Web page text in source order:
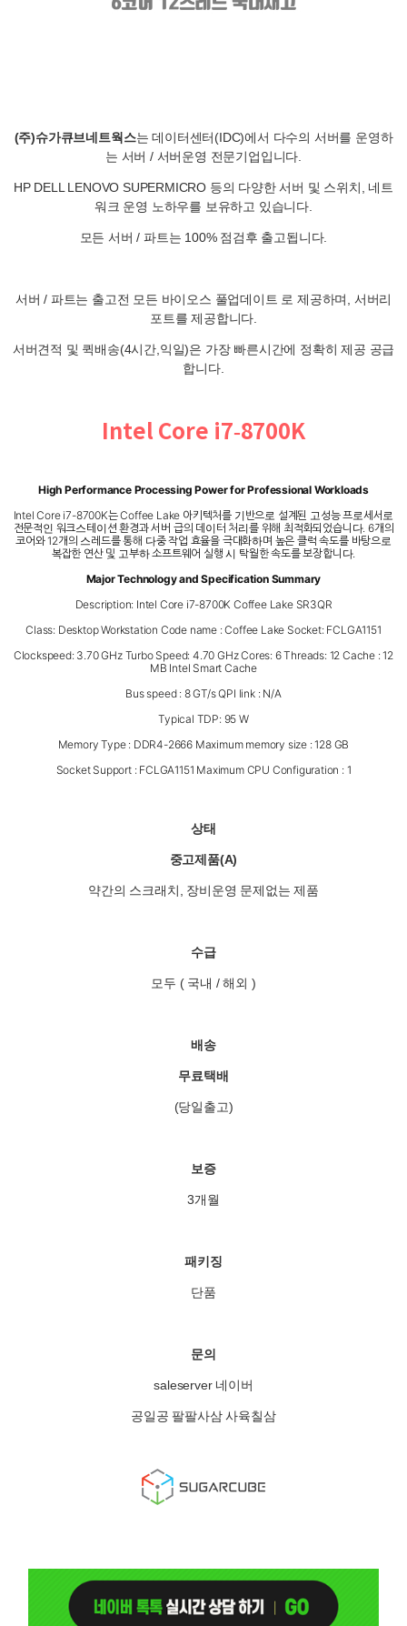
(주)슈가큐브네트웍스는 데이터센터(IDC)에서 다수의 서버를 운영하
는 서버 / 서버운영 전문기업입니다.
HP DELL LENOVO SUPERMICRO 등의 다양한 서버 및 스위치, 네트
워크 운영 노하우를 보유하고 있습니다.
모든 서버 / 파트는 100% 점검후 출고됩니다.
서버 / 파트는 출고전 모든 바이오스 풀업데이트 로 제공하며, 서버리
포트를 제공합니다.
서버견적 및 퀵배송(4시간,익일)은 가장 빠른시간에 정확히 제공 공급
합니다.
Intel Core i7-8700K
High Performance Processing Power for Professional Workloads
Intel Core i7-8700K는 Coffee Lake 아키텍처를 기반으로 설계된 고성능 프로세서로
전문적인 워크스테이션 환경과 서버 급의 데이터 처리를 위해 최적화되었습니다. 6개의
코어와 12개의 스레드를 통해 다중 작업 효율을 극대화하며 높은 클럭 속도를 바탕으로
복잡한 연산 및 고부하 소프트웨어 실행 시 탁월한 속도를 보장합니다.
Major Technology and Specification Summary
Description: Intel Core i7-8700K Coffee Lake SR3QR
Class: Desktop Workstation Code name : Coffee Lake Socket: FCLGA1151
Clockspeed: 3.70 GHz Turbo Speed: 4.70 GHz Cores: 6 Threads: 12 Cache : 12
MB Intel Smart Cache
Bus speed : 8 GT/s QPI link : N/A
Typical TDP: 95 W
Memory Type : DDR4-2666 Maximum memory size : 128 GB
Socket Support : FCLGA1151 Maximum CPU Configuration : 1
상태
중고제품(A)
약간의 스크래치, 장비운영 문제없는 제품
수급
모두 ( 국내 / 해외 )
배송
무료택배
(당일출고)
보증
3개월
패키징
단품
문의
saleserver 네이버
공일공 팔팔사삼 사육칠삼